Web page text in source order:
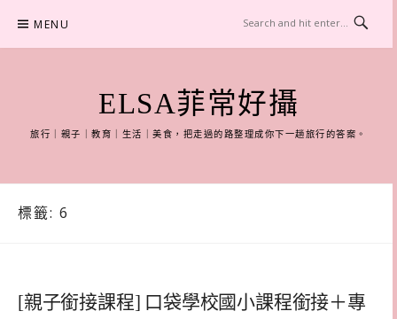
content
MENU
ELSA菲常好攝
旅行｜親子｜教育｜生活｜美食，把走過的路整理成你下一趟旅行的答案。
標籤: 6
[親子銜接課程] 口袋學校國小課程銜接＋專